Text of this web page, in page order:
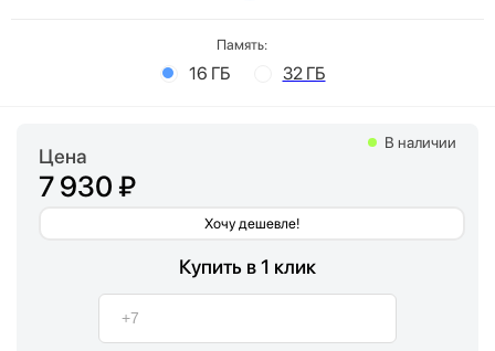
Память:
16 ГБ 32 ГБ
Цена
7 930 ₽
Хочу дешевле!
В наличии
Купить в 1 клик